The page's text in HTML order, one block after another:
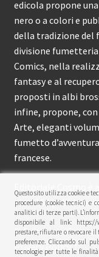
edicola propone
nero o a colori e
della tradizione del
divisione
Comics, nella
fantasy e al
proposti in albi
infine, propone, con
Arte, eleganti
fumetto
francese.
Editoriale Cosmo
circa 150
© Editoriale Cosmo
Privacy Policy
Questo sito utilizza cookie e
procedure (cookie tecnici) e
analitici di terze parti).
disponibile al link: https://
prestare, rifiutare o revocare
preferenze. Cliccando sul
tecnologie per tutte le